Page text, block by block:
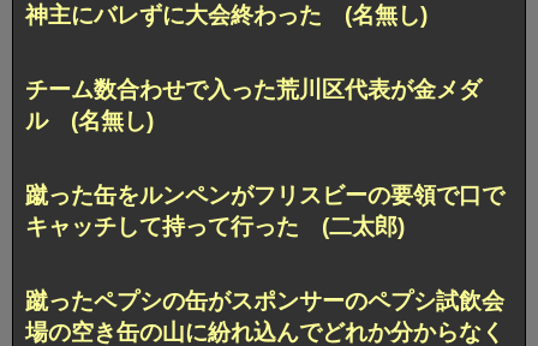
神主にバレずに大会終わった (名無し)
チーム数合わせで入った荒川区代表が金メダ
ル (名無し)
蹴った缶をルンペンがフリスビーの要領で口で
キャッチして持って行った (二太郎)
蹴ったペプシの缶がスポンサーのペプシ試飲会
場の空き缶の山に紛れ込んでどれか分からなく